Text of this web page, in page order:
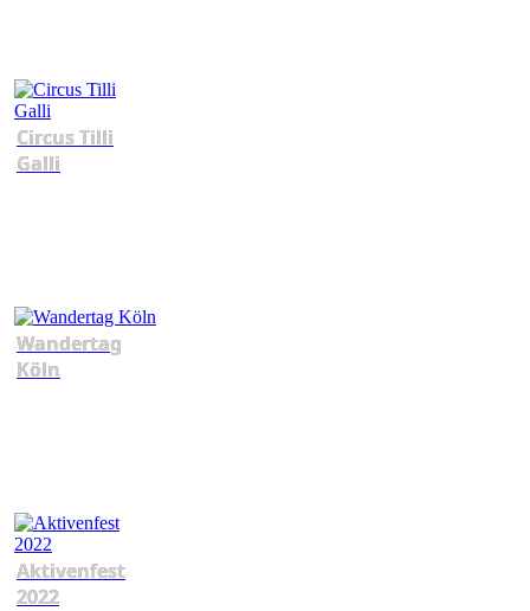
Circus Tilli
Galli
Wandertag
Köln
Aktivenfest
2022